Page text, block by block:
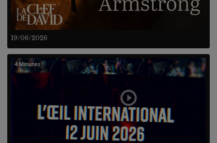
19/06/2026
4 Minutes